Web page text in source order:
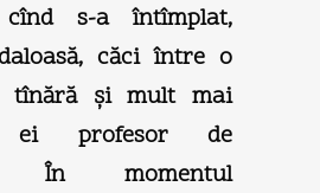
cînd s-a întîmplat,
căci între o
tînără şi mult mai
ei profesor de
În momentul